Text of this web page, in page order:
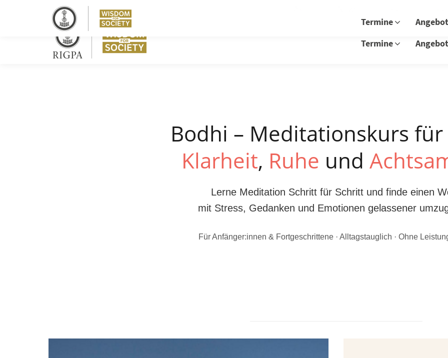
Termine Angebot
Bodhi – Meditationskurs
Klarheit, Ruhe und
Lerne Meditation Schritt für Schritt und finde einen
mit Stress, Gedanken und Emotionen gelassener
Für Anfänger:innen & Fortgeschrittene · Alltagstauglich · Ohne
Termine Angebot